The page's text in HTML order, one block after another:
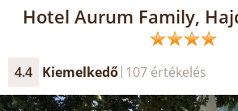
Hotel Aurum Family,
4.4 Kiemelkedő 107 értékelés